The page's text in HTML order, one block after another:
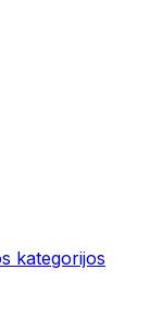
kategorijos